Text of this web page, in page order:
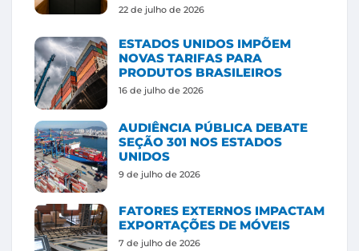
22 de julho de 2026
ESTADOS UNIDOS IMPÕEM
NOVAS TARIFAS PARA
PRODUTOS BRASILEIROS
16 de julho de 2026
AUDIÊNCIA PÚBLICA DEBATE
SEÇÃO 301 NOS ESTADOS
UNIDOS
9 de julho de 2026
FATORES EXTERNOS IMPACTAM
EXPORTAÇÕES DE MÓVEIS
7 de julho de 2026